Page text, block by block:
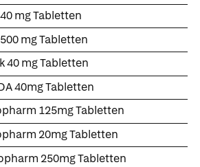
mg Tabletten
mg Tabletten
40 mg Tabletten
40mg Tabletten
125mg Tabletten
20mg Tabletten
250mg Tabletten